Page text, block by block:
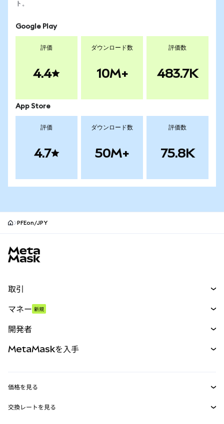
ト。
Google Play
評価
4.4
ダウンロード数
10M+
評価数
483.7K
App Store
評価
4.7
ダウンロード数
50M+
評価数
75.8K
PFEon/JPY
取引
パーペチュアル
RWA
マネー 新規
開発者
MetaMask Connect
MetaMaskを入手
価格を見る
イーサリアムの価格
交換レートを見る